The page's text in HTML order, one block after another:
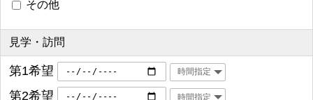
その他
見学・訪問
第1希望
第2希望